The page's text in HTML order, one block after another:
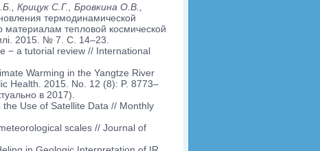
Крицук С.Г., Бровкина О.В.,
термодинамической
материалам тепловой космической
2015. № 7. C. 14–23.
− a tutorial review // International
Warming in the Yangtze River
Health. 2015. No. 12 (8): P. 8773–
в 2017).
Use of Satellite Data // Monthly
scales // Journal of